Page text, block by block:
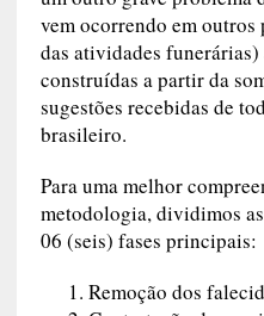
vem ocorrendo em outros
das atividades
construídas a partir da
sugestões recebidas de
brasileiro.
Para uma melhor
metodologia, dividimos
06 (seis) fases principais:
Remoção dos